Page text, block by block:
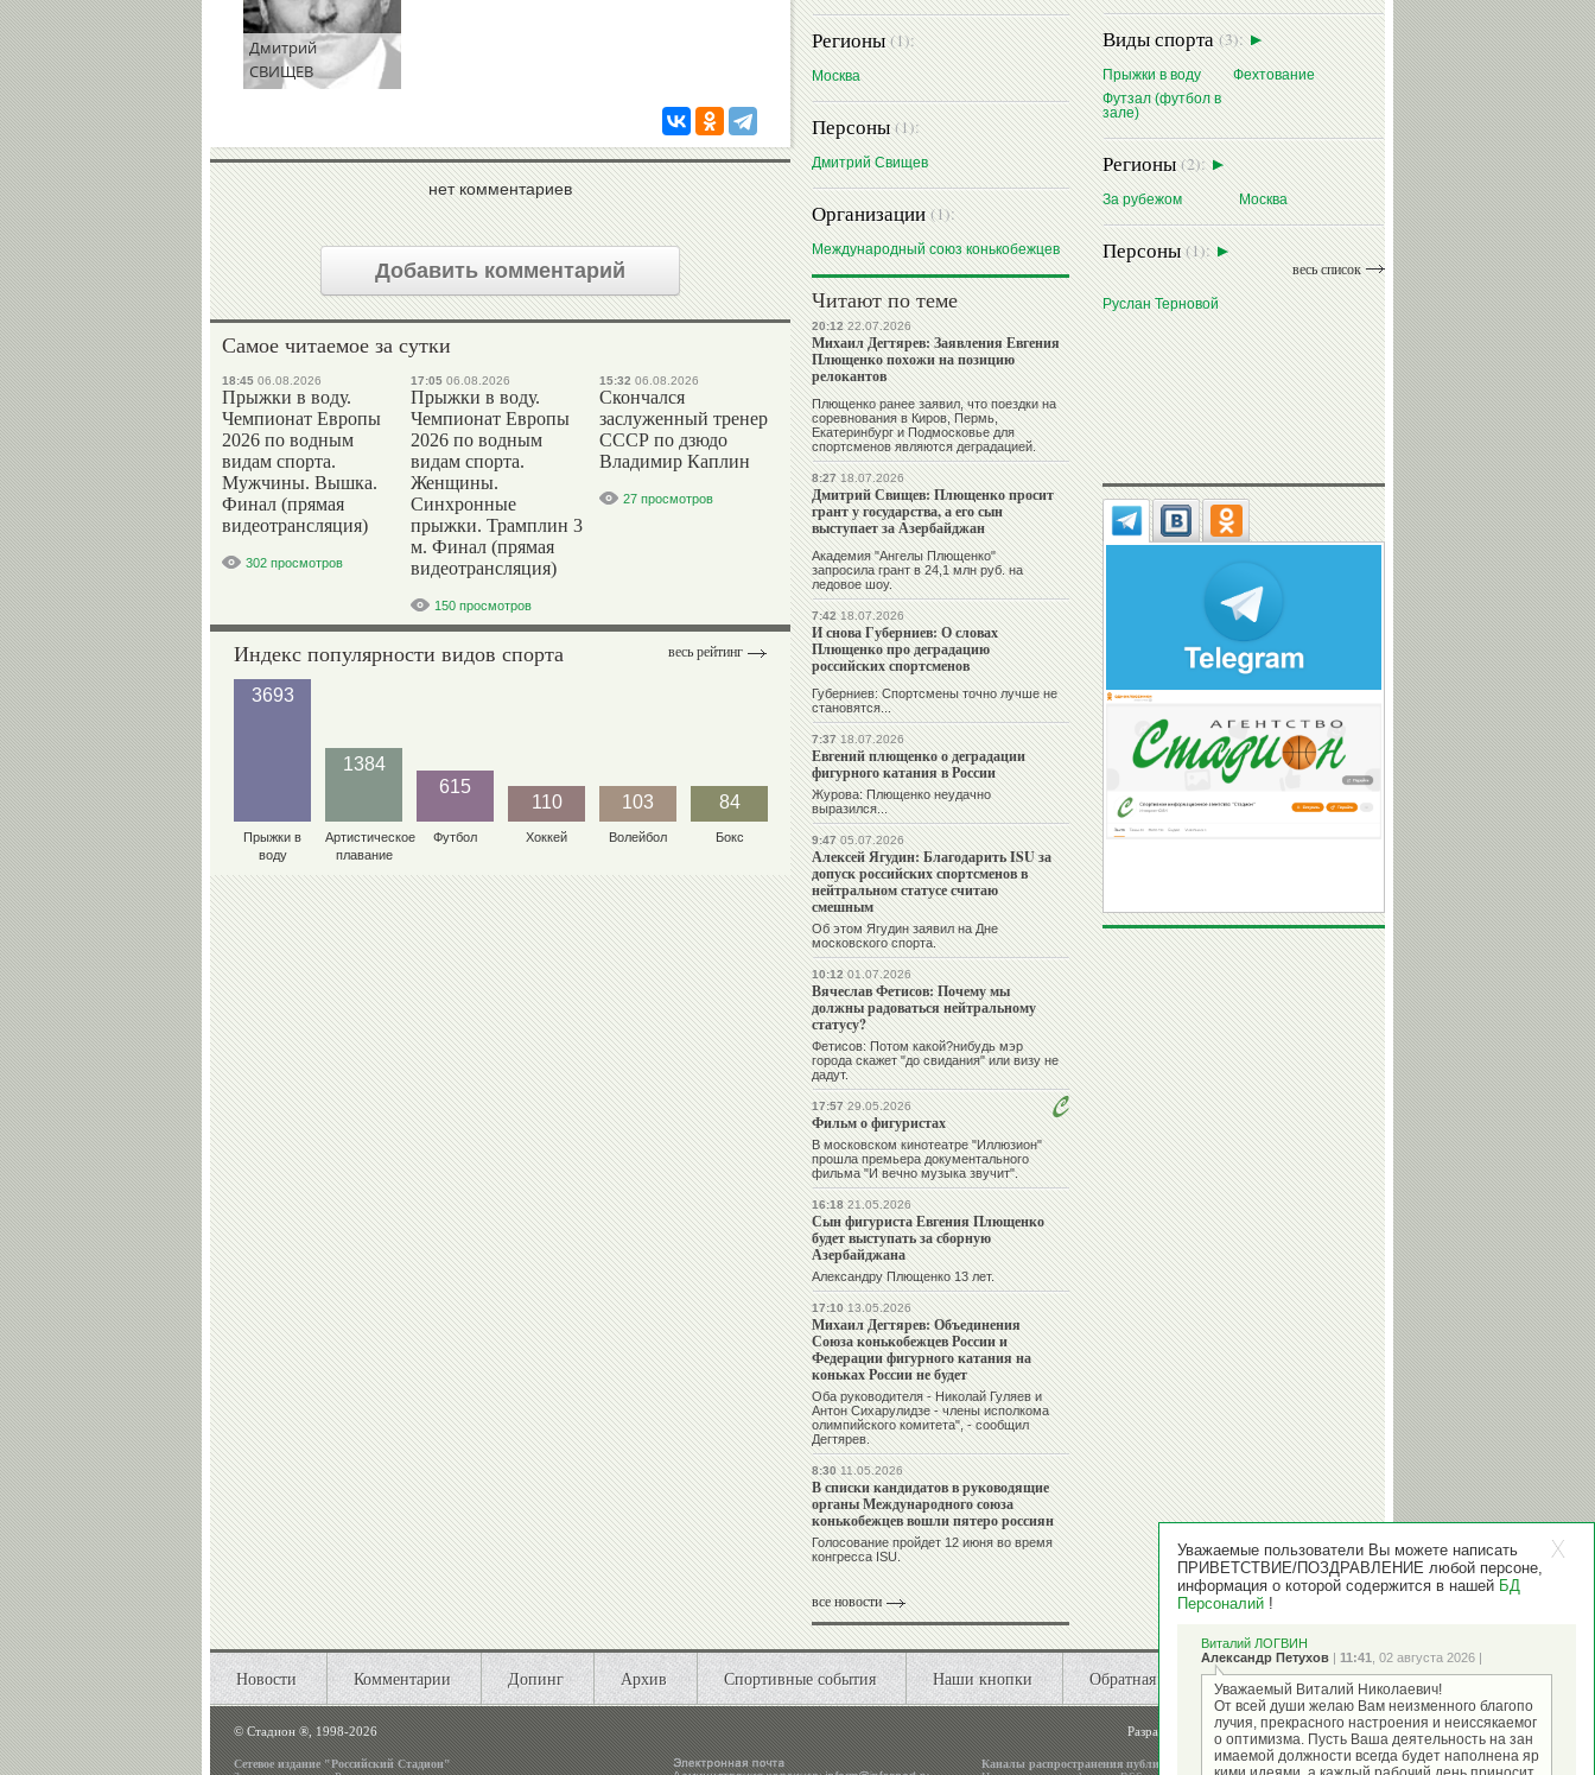
Дмитрий
СВИЩЕВ
нет комментариев
Добавить комментарий
Самое читаемое за сутки
18:45 06.08.2026
Прыжки в воду.
Чемпионат Европы
2026 по водным
видам спорта.
Мужчины. Вышка.
Финал (прямая
видеотрансляция)
302 просмотров
17:05 06.08.2026
Прыжки в воду.
Чемпионат Европы
2026 по водным
видам спорта.
Женщины.
Синхронные
прыжки. Трамплин 3
м. Финал (прямая
видеотрансляция)
150 просмотров
15:32 06.08.2026
Скончался
заслуженный тренер
СССР по дзюдо
Владимир Каплин
27 просмотров
весь рейтинг
Индекс популярности видов спорта
3693
Прыжки в
воду
1384
Артистическое
плавание
615
Футбол
110
Хоккей
103
Волейбол
84
Бокс
Регионы(1):
Москва
Персоны(1):
Дмитрий Свищев
Организации(1):
Международный союз конькобежцев
Читают по теме
20:1222.07.2026
Михаил Дегтярев: Заявления Евгения
Плющенко похожи на позицию
релокантов
Плющенко ранее заявил, что поездки на
соревнования в Киров, Пермь,
Екатеринбург и Подмосковье для
спортсменов являются деградацией.
8:2718.07.2026
Дмитрий Свищев: Плющенко просит
грант у государства, а его сын
выступает за Азербайджан
Академия "Ангелы Плющенко"
запросила грант в 24,1 млн руб. на
ледовое шоу.
7:4218.07.2026
И снова Губерниев: О словах
Плющенко про деградацию
российских спортсменов
Губерниев: Спортсмены точно лучше не
становятся...
7:3718.07.2026
Евгений плющенко о деградации
фигурного катания в России
Журова: Плющенко неудачно
выразился...
9:4705.07.2026
Алексей Ягудин: Благодарить ISU за
допуск российских спортсменов в
нейтральном статусе считаю
смешным
Об этом Ягудин заявил на Дне
московского спорта.
10:1201.07.2026
Вячеслав Фетисов: Почему мы
должны радоваться нейтральному
статусу?
Фетисов: Потом какой?нибудь мэр
города скажет "до свидания" или визу не
дадут.
17:5729.05.2026
Фильм о фигуристах
В московском кинотеатре "Иллюзион"
прошла премьера документального
фильма "И вечно музыка звучит".
16:1821.05.2026
Сын фигуриста Евгения Плющенко
будет выступать за сборную
Азербайджана
Александру Плющенко 13 лет.
17:1013.05.2026
Михаил Дегтярев: Объединения
Союза конькобежцев России и
Федерации фигурного катания на
коньках России не будет
Оба руководителя - Николай Гуляев и
Антон Сихарулидзе - члены исполкома
олимпийского комитета", - сообщил
Дегтярев.
8:3011.05.2026
В списки кандидатов в руководящие
органы Международного союза
конькобежцев вошли пятеро россиян
Голосование пройдет 12 июня во время
конгресса ISU.
все новости
Виды спорта(3):
Прыжки в воду
Фехтование
Футзал (футбол в
зале)
Регионы(2):
За рубежом Москва
Персоны(1):
весь список
Руслан Терновой
Новости Комментарии Допинг Архив Спортивные события Наши кнопки Обратная связь
©Стадион ®, 1998-2026 Разработка и поддержкаООО "Стадион"
Сетевое издание "Российский Стадион"
Каналы распространения публикаций
Уважаемые пользователи Вы можете написать
ПРИВЕТСТВИЕ/ПОЗДРАВЛЕНИЕ любой персоне,
информация о которой содержится в нашей БД
Персоналий !
Виталий ЛОГВИН
Александр Петухов | 11:41 , 02 августа 2026 |
Уважаемый Виталий Николаевич!
От всей души желаю Вам неизменного благопо
лучия, прекрасного настроения и неиссякаемог
о оптимизма. Пусть Ваша деятельность на зан
имаемой должности всегда будет наполнена яр